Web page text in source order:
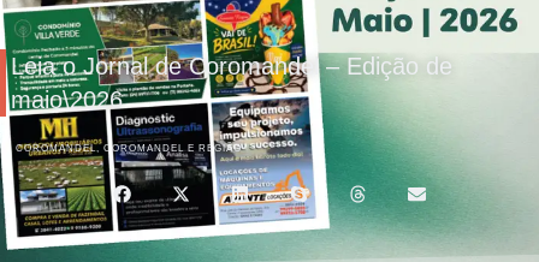
Leia o Jornal de Coromandel – Edição de
maio\2026
COROMANDEL ,COROMANDEL E REGIÃO